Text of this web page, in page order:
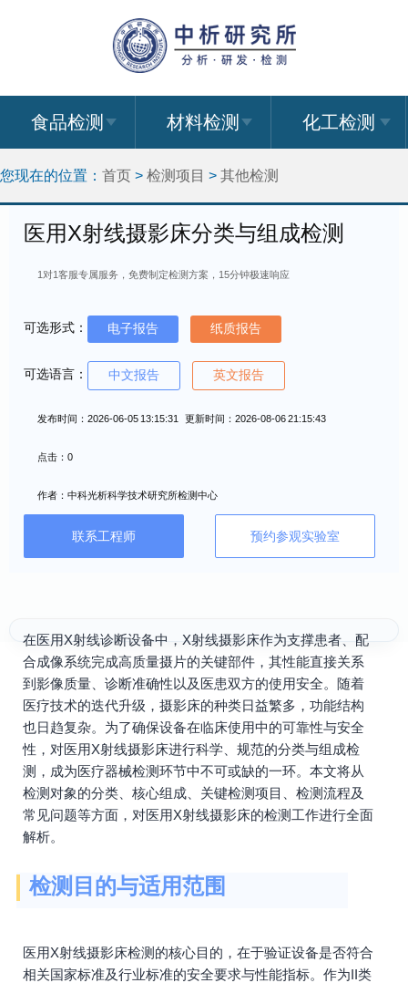
食品检测 材料检测 化工检测
您现在的位置： 首页 > 检测项目 > 其他检测
医用X射线摄影床分类与组成检测
1对1客服专属服务，免费制定检测方案，15分钟极速响应
可选形式： 电子报告 纸质报告
可选语言： 中文报告 英文报告
发布时间：2026-06-05 13:15:31 更新时间：2026-08-06 21:15:43
点击：0
作者：中科光析科学技术研究所检测中心
联系工程师 预约参观实验室
在医用X射线诊断设备中，X射线摄影床作为支撑患者、配
合成像系统完成高质量摄片的关键部件，其性能直接关系
到影像质量、诊断准确性以及医患双方的使用安全。随着
医疗技术的迭代升级，摄影床的种类日益繁多，功能结构
也日趋复杂。为了确保设备在临床使用中的可靠性与安全
性，对医用X射线摄影床进行科学、规范的分类与组成检
测，成为医疗器械检测环节中不可或缺的一环。本文将从
检测对象的分类、核心组成、关键检测项目、检测流程及
常见问题等方面，对医用X射线摄影床的检测工作进行全面
解析。
检测目的与适用范围
医用X射线摄影床检测的核心目的，在于验证设备是否符合
相关国家标准及行业标准的安全要求与性能指标。作为II类